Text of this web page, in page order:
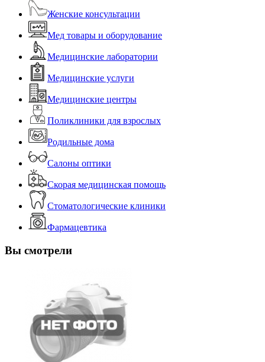
Женские консультации
Мед товары и оборудование
Медицинские лаборатории
Медицинские услуги
Медицинские центры
Поликлиники для взрослых
Родильные дома
Салоны оптики
Скорая медицинская помощь
Стоматологические клиники
Фармацевтика
Вы смотрели